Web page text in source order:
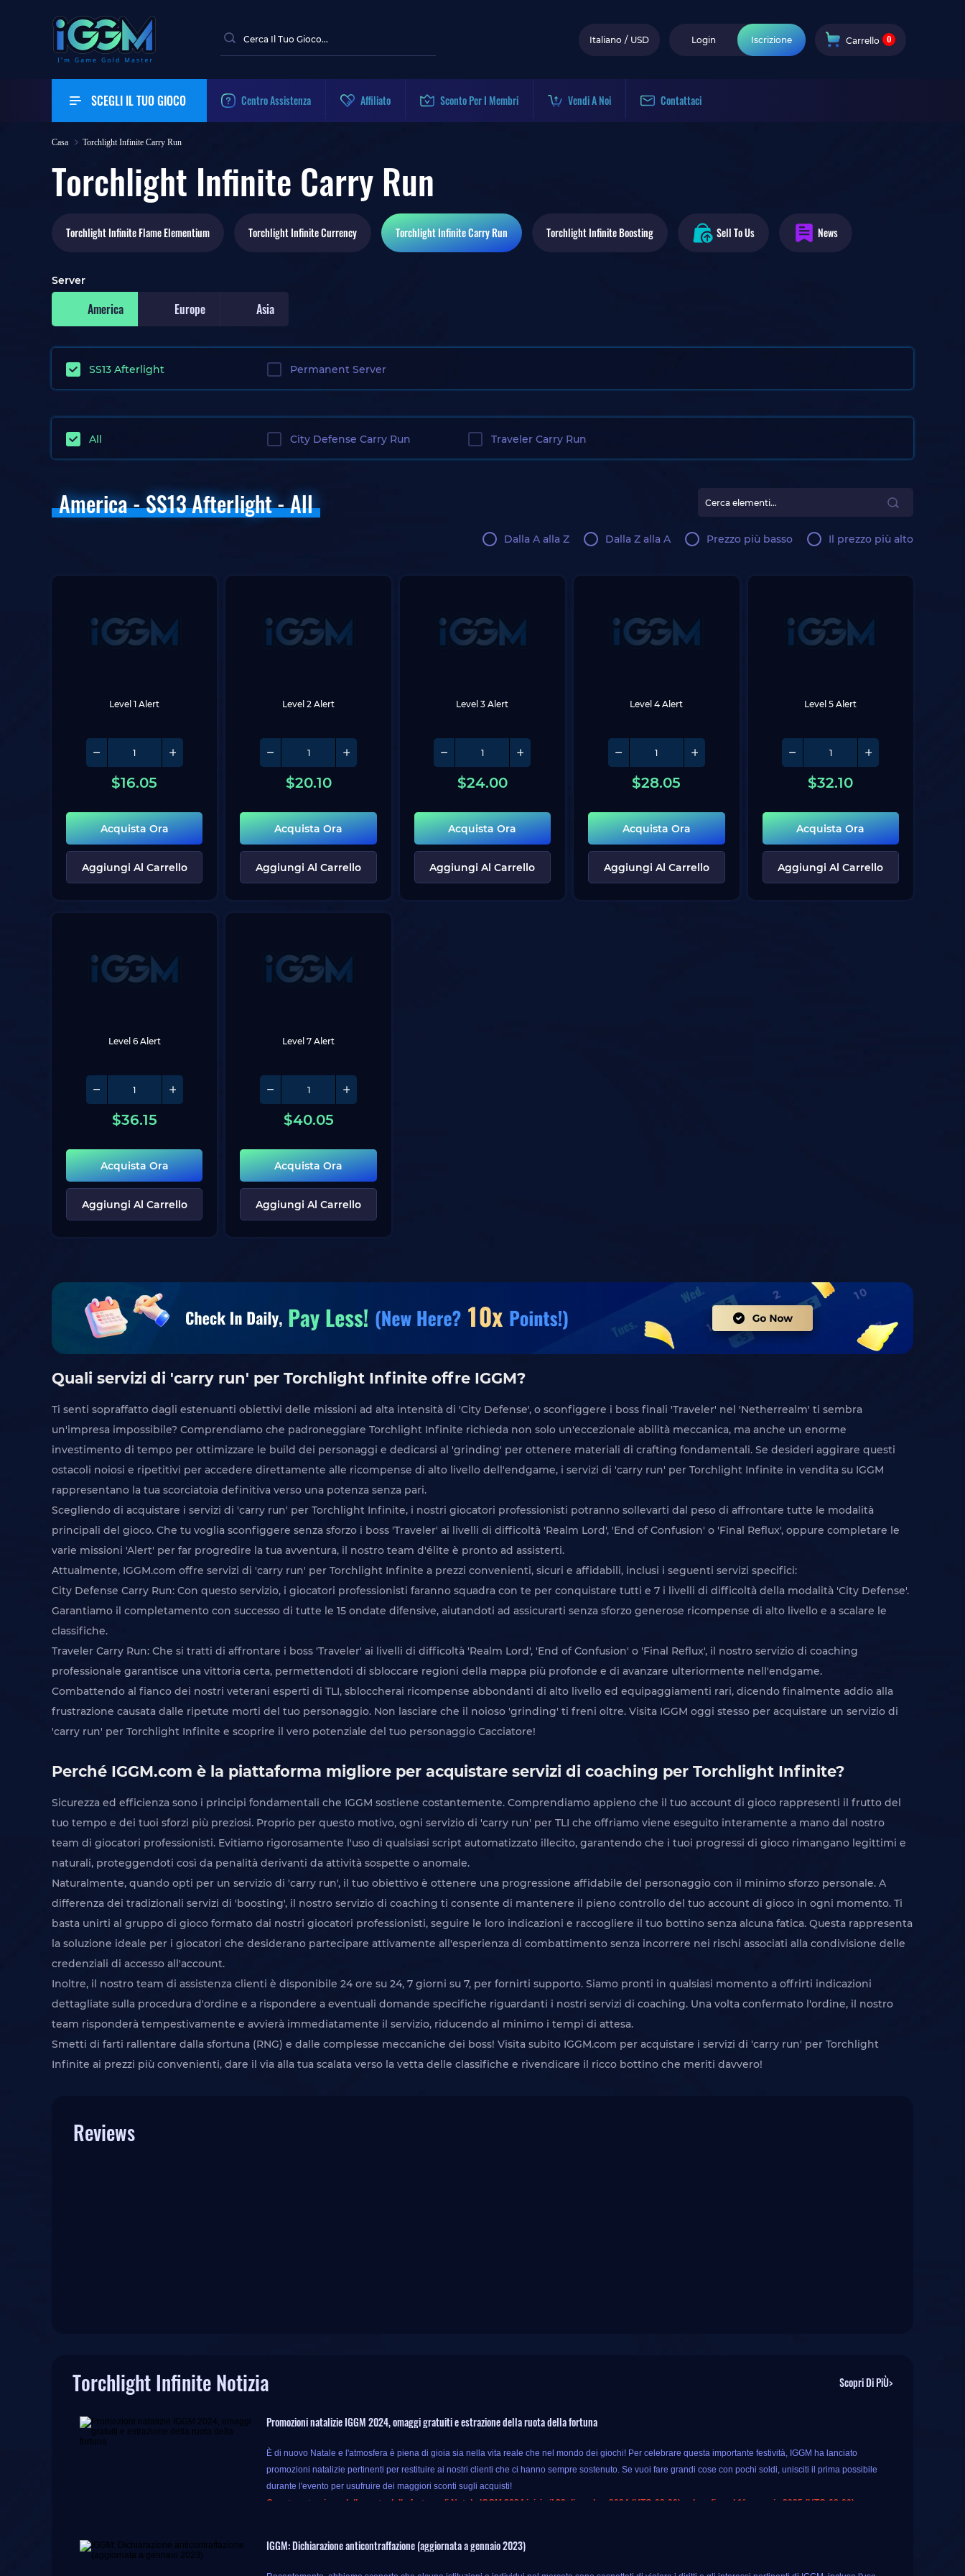
Italiano / USD Login Iscrizione Carrello 0
SCEGLI IL TUO GIOCO Centro Assistenza Affiliato Sconto Per I Membri Vendi A Noi Contattaci
Casa Torchlight Infinite Carry Run
Torchlight Infinite Carry Run
Torchlight InfiniteFlame Elementium Torchlight InfiniteCurrency Torchlight InfiniteCarry Run Torchlight InfiniteBoosting Sell To Us News
Server
America Europe Asia
SS13 Afterlight Permanent Server
All City Defense Carry Run Traveler Carry Run
America - SS13 Afterlight - All
Dalla A alla Z Dalla Z alla A Prezzo più basso Il prezzo più alto
Level 1 Alert
$16.05
Acquista Ora
Aggiungi Al Carrello
Level 2 Alert
$20.10
Acquista Ora
Aggiungi Al Carrello
Level 3 Alert
$24.00
Acquista Ora
Aggiungi Al Carrello
Level 4 Alert
$28.05
Acquista Ora
Aggiungi Al Carrello
Level 5 Alert
$32.10
Acquista Ora
Aggiungi Al Carrello
Level 6 Alert
$36.15
Acquista Ora
Aggiungi Al Carrello
Level 7 Alert
$40.05
Acquista Ora
Aggiungi Al Carrello
Quali servizi di 'carry run' per Torchlight Infinite offre IGGM?
Ti senti sopraffatto dagli estenuanti obiettivi delle missioni ad alta intensità di 'City Defense', o sconfiggere i boss finali 'Traveler' nel 'Netherrealm' ti sembra
un'impresa impossibile? Comprendiamo che padroneggiare Torchlight Infinite richieda non solo un'eccezionale abilità meccanica, ma anche un enorme
investimento di tempo per ottimizzare le build dei personaggi e dedicarsi al 'grinding' per ottenere materiali di crafting fondamentali. Se desideri aggirare questi
ostacoli noiosi e ripetitivi per accedere direttamente alle ricompense di alto livello dell'endgame, i servizi di 'carry run' per Torchlight Infinite in vendita su IGGM
rappresentano la tua scorciatoia definitiva verso una potenza senza pari.
Scegliendo di acquistare i servizi di 'carry run' per Torchlight Infinite, i nostri giocatori professionisti potranno sollevarti dal peso di affrontare tutte le modalità
principali del gioco. Che tu voglia sconfiggere senza sforzo i boss 'Traveler' ai livelli di difficoltà 'Realm Lord', 'End of Confusion' o 'Final Reflux', oppure completare le
varie missioni 'Alert' per far progredire la tua avventura, il nostro team d'élite è pronto ad assisterti.
Attualmente, IGGM.com offre servizi di 'carry run' per Torchlight Infinite a prezzi convenienti, sicuri e affidabili, inclusi i seguenti servizi specifici:
City Defense Carry Run: Con questo servizio, i giocatori professionisti faranno squadra con te per conquistare tutti e 7 i livelli di difficoltà della modalità 'City Defense'.
Garantiamo il completamento con successo di tutte le 15 ondate difensive, aiutandoti ad assicurarti senza sforzo generose ricompense di alto livello e a scalare le
classifiche.
Traveler Carry Run: Che si tratti di affrontare i boss 'Traveler' ai livelli di difficoltà 'Realm Lord', 'End of Confusion' o 'Final Reflux', il nostro servizio di coaching
professionale garantisce una vittoria certa, permettendoti di sbloccare regioni della mappa più profonde e di avanzare ulteriormente nell'endgame.
Combattendo al fianco dei nostri veterani esperti di TLI, sbloccherai ricompense abbondanti di alto livello ed equipaggiamenti rari, dicendo finalmente addio alla
frustrazione causata dalle ripetute morti del tuo personaggio. Non lasciare che il noioso 'grinding' ti freni oltre. Visita IGGM oggi stesso per acquistare un servizio di
'carry run' per Torchlight Infinite e scoprire il vero potenziale del tuo personaggio Cacciatore!
Perché IGGM.com è la piattaforma migliore per acquistare servizi di coaching per Torchlight Infinite?
Sicurezza ed efficienza sono i principi fondamentali che IGGM sostiene costantemente. Comprendiamo appieno che il tuo account di gioco rappresenti il ​​frutto del
tuo tempo e dei tuoi sforzi più preziosi. Proprio per questo motivo, ogni servizio di 'carry run' per TLI che offriamo viene eseguito interamente a mano dal nostro
team di giocatori professionisti. Evitiamo rigorosamente l'uso di qualsiasi script automatizzato illecito, garantendo che i tuoi progressi di gioco rimangano legittimi e
naturali, proteggendoti così da penalità derivanti da attività sospette o anomale.
Naturalmente, quando opti per un servizio di 'carry run', il tuo obiettivo è ottenere una progressione affidabile del personaggio con il minimo sforzo personale. A
differenza dei tradizionali servizi di 'boosting', il nostro servizio di coaching ti consente di mantenere il pieno controllo del tuo account di gioco in ogni momento. Ti
basta unirti al gruppo di gioco formato dai nostri giocatori professionisti, seguire le loro indicazioni e raccogliere il tuo bottino senza alcuna fatica. Questa rappresenta
la soluzione ideale per i giocatori che desiderano partecipare attivamente all'esperienza di combattimento senza incorrere nei rischi associati alla condivisione delle
credenziali di accesso all'account.
Inoltre, il nostro team di assistenza clienti è disponibile 24 ore su 24, 7 giorni su 7, per fornirti supporto. Siamo pronti in qualsiasi momento a offrirti indicazioni
dettagliate sulla procedura d'ordine e a rispondere a eventuali domande specifiche riguardanti i nostri servizi di coaching. Una volta confermato l'ordine, il nostro
team risponderà tempestivamente e avvierà immediatamente il servizio, riducendo al minimo i tempi di attesa.
Smetti di farti rallentare dalla sfortuna (RNG) e dalle complesse meccaniche dei boss! Visita subito IGGM.com per acquistare i servizi di 'carry run' per Torchlight
Infinite ai prezzi più convenienti, dare il via alla tua scalata verso la vetta delle classifiche e rivendicare il ricco bottino che meriti davvero!
Reviews
Torchlight Infinite Notizia Scopri Di PiÙ>
Promozioni natalizie IGGM 2024, omaggi gratuiti e estrazione della ruota della fortuna
È di nuovo Natale e l'atmosfera è piena di gioia sia nella vita reale che nel mondo dei giochi! Per celebrare questa importante festività, IGGM ha lanciato
promozioni natalizie pertinenti per restituire ai nostri clienti che ci hanno sempre sostenuto. Se vuoi fare grandi cose con pochi soldi, unisciti il ​​prima possibile
durante l'evento per usufruire dei maggiori sconti sugli acquisti!
Questa estrazione della ruota della fortuna di Natale IGGM 2024 inizia il 23 dicembre 2024 (UTC-08:00) e dura fino al 1° gennaio 2025 (UTC-08:00).
ottenere più prodotti di gioco solo con i soldi originali, quindi perché no?
IGGM: Dichiarazione anticontraffazione (aggiornata a gennaio 2023)